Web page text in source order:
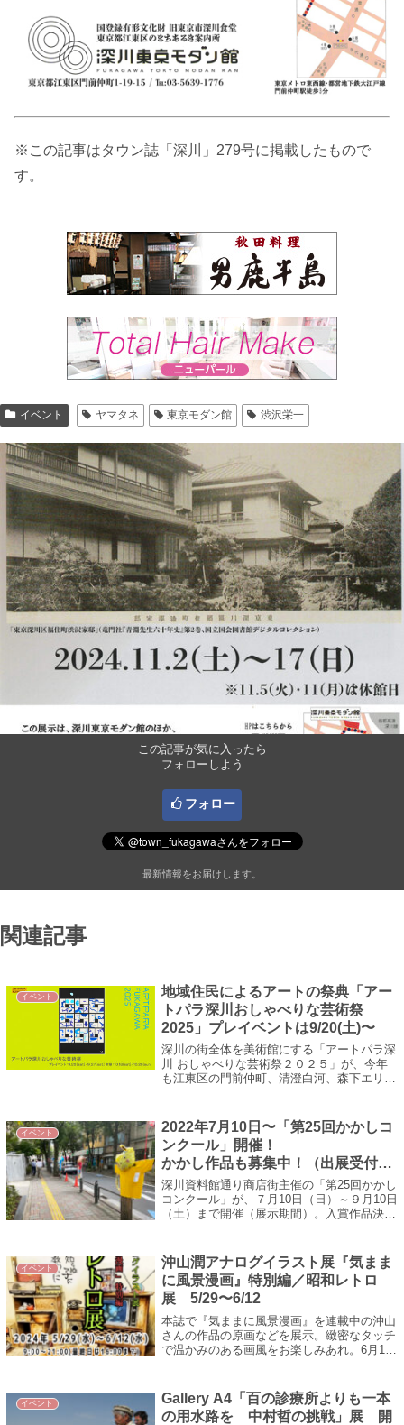
※この記事はタウン誌「深川」279号に掲載したもので
す。
イベント ヤマタネ 東京モダン館 渋沢栄一
この記事が気に入ったら
フォローしよう
フォロー
最新情報をお届けします。
関連記事
イベント
地域住民によるアートの祭典「アー
トパラ深川おしゃべりな芸術祭
2025」プレイベントは9/20(土)〜
深川の街全体を美術館にする「アートパラ深
川 おしゃべりな芸術祭２０２５」が、今年
も江東区の門前仲町、清澄白河、森下エリア
イベント
2022年7月10日〜「第25回かかしコ
ンクール」開催！
かかし作品も募集中！（出展受付
中）
深川資料館通り商店街主催の「第25回かかし
コンクール」が、７月10日（日）～９月10日
（土）まで開催（展示期間）。入賞作品決定
イベント
沖山潤アナログイラスト展『気まま
に風景漫画』特別編／昭和レトロ
展 5/29〜6/12
本誌で『気ままに風景漫画』を連載中の沖山
さんの作品の原画などを展示。緻密なタッチ
で温かみのある画風をお楽しみあれ。6月15
イベント
Gallery A4「百の診療所よりも一本
の用水路を 中村哲の挑戦」展 開